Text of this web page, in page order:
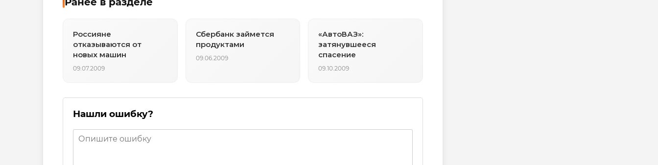
Россияне
отказываются от
новых машин
09.07.2009
Сбербанк займется
продуктами
09.06.2009
«АвтоВАЗ»:
затянувшееся
спасение
09.10.2009
Нашли ошибку?